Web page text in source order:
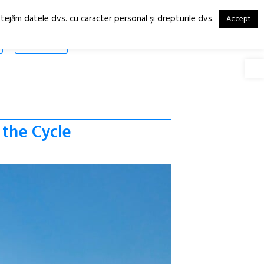
RO
EN
Cycle
datele dvs. cu caracter personal şi drepturile dvs. Accept